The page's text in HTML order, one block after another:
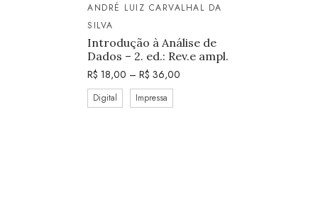
ANDRÉ LUIZ CARVALHAL DA
SILVA
Introdução à Análise de
Dados – 2. ed.: Rev.e ampl.
R$ 18,00 – R$ 36,00
Digital Impressa